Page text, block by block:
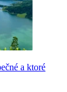
a ktoré